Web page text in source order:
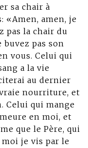
sa chair à
«Amen, amen, je
pas la chair du
pas son
vous. Celui qui
a la vie
au dernier
nourriture, et
Celui qui mange
en moi, et
que le Père, qui
moi je vis par le